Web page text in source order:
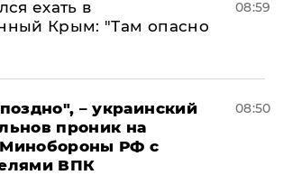
ехать в
Крым: "Там опасно
08:59
– украинский
проник на
РФ с
ВПК
08:50